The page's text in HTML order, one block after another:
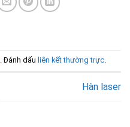
. Đánh dấu liên kết thường trực.
Hàn laser